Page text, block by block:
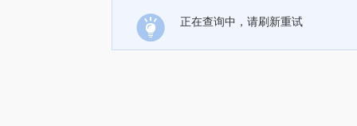
正在查询中，请刷新重试